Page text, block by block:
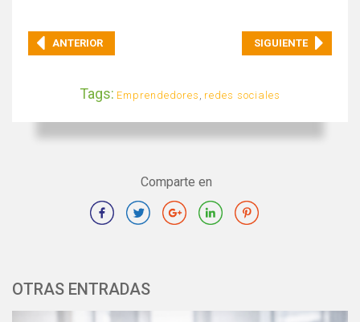
ANTERIOR SIGUIENTE
Tags: Emprendedores redes sociales
Comparte en
OTRAS ENTRADAS